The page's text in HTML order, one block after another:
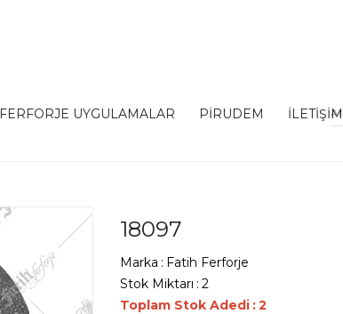
FERFORJE UYGULAMALAR PİRUDEM İLETİŞİM
18097
Marka : Fatih Ferforje
Stok Miktarı : 2
Toplam Stok Adedi :2